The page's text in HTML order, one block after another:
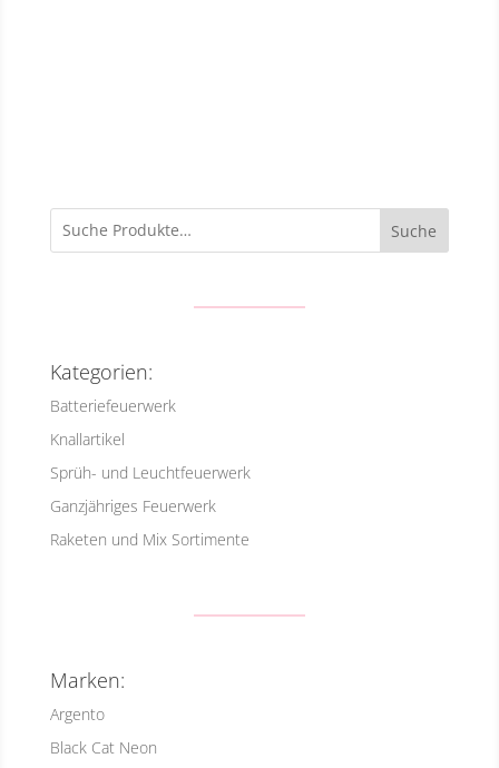
Suche
Kategorien:
Batteriefeuerwerk
Knallartikel
Sprüh- und Leuchtfeuerwerk
Ganzjähriges Feuerwerk
Raketen und Mix Sortimente
Marken:
Argento
Black Cat Neon